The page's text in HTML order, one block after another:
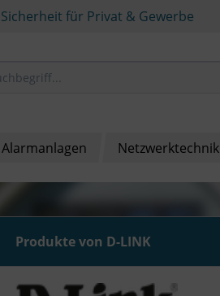
für Privat & Gewerbe
Alarmanlagen Netzwerktechnik
Produkte von D-LINK